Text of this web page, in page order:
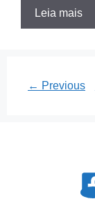
Leia mais
← Previous